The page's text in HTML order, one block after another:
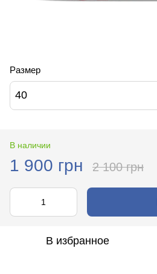
Размер
40
В наличии
1 900 грн 2 100 грн
В избранное